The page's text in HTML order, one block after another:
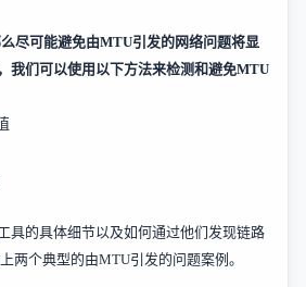
尽可能避免由MTU引发的网络问题将显
我们可以使用以下方法来检测和避免MTU
具的具体细节以及如何通过他们发现链路
两个典型的由MTU引发的问题案例。